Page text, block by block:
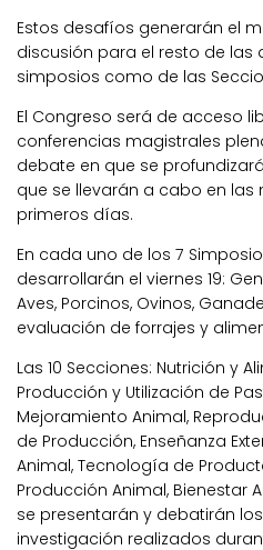
Estos desafíos generarán el
discusión para el resto de las
simposios como de las
El Congreso será de acceso
conferencias magistrales
debate en que se
que se llevarán a cabo en
primeros días.
En cada uno de los 7
desarrollarán el viernes 19:
Aves, Porcinos, Ovinos,
evaluación de forrajes y
Las 10 Secciones: Nutrición y
Producción y Utilización de
Mejoramiento Animal,
de Producción, Enseñanza
Animal, Tecnología de
Producción Animal, Bienestar
se presentarán y debatirán
investigación realizados